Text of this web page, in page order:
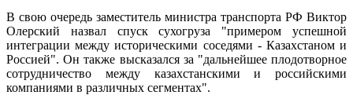
В свою очередь заместитель министра транспорта РФ Виктор
Олерский назвал спуск сухогруза "примером успешной
интеграции между историческими соседями - Казахстаном и
Россией". Он также высказался за "дальнейшее плодотворное
сотрудничество между казахстанскими и российскими
компаниями в различных сегментах".